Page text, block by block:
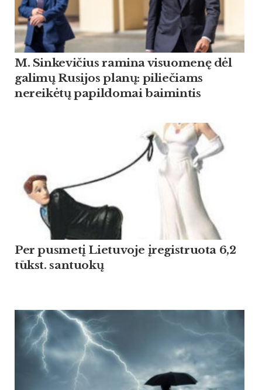
M. Sinkevičius ramina visuomenę dėl
galimų Rusijos planų: piliečiams
nereikėtų papildomai baimintis
Per pusmetį Lietuvoje įregistruota 6,2
tūkst. santuokų